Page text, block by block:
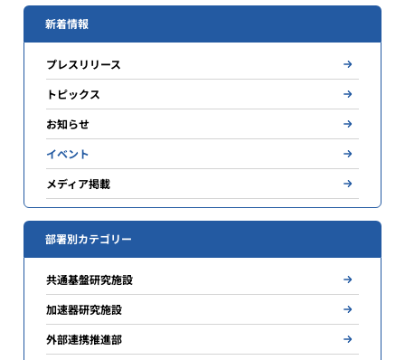
新着情報
プレスリリース
トピックス
お知らせ
イベント
メディア掲載
部署別カテゴリー
共通基盤研究施設
加速器研究施設
外部連携推進部